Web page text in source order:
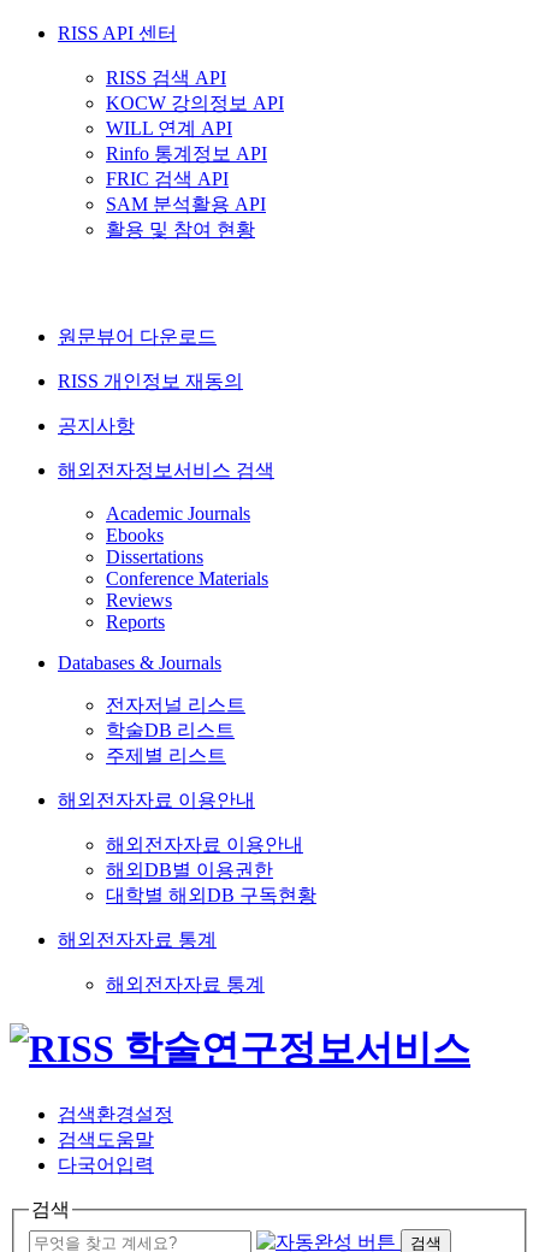
RISS API 센터
RISS 검색 API
KOCW 강의정보 API
WILL 연계 API
Rinfo 통계정보 API
FRIC 검색 API
SAM 분석활용 API
활용 및 참여 현황
원문뷰어 다운로드
RISS 개인정보 재동의
공지사항
해외전자정보서비스 검색
Academic Journals
Ebooks
Dissertations
Conference Materials
Reviews
Reports
Databases & Journals
전자저널 리스트
학술DB 리스트
주제별 리스트
해외전자자료 이용안내
해외전자자료 이용안내
해외DB별 이용권한
대학별 해외DB 구독현황
해외전자자료 통계
해외전자자료 통계
검색환경설정
검색도움말
다국어입력
검색
검색